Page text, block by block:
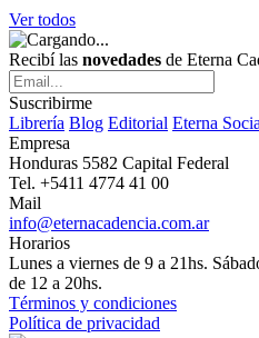
Ver todos
Recibí las novedades de Eterna
Suscribirme
Librería Blog Editorial Eterna
Empresa
Honduras 5582 Capital Federal
Tel. +5411 4774 41 00
Mail
info@eternacadencia.com.ar
Horarios
Lunes a viernes de 9 a 21hs.
de 12 a 20hs.
Términos y condiciones
Política de privacidad